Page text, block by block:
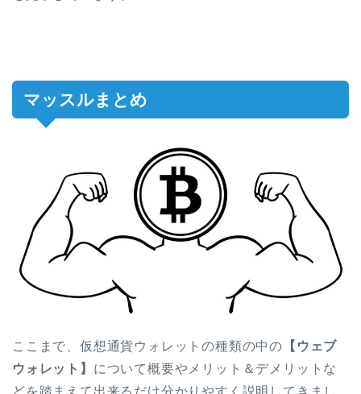
マッスルまとめ
ここまで、仮想通貨ウォレットの種類の中の 【ウェブ
ウォレット】 について概要やメリット＆デメリットな
どを踏まえて出来るだけ分かりやすく説明してきまし